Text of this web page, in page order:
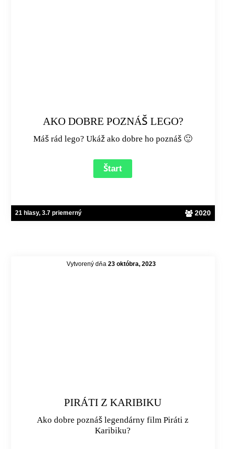
21 hlasy, 3.7 priemerný 2020
AKO DOBRE POZNÁŠ LEGO?
Máš rád lego? Ukáž ako dobre ho poznáš 🙂
Vytvorený dňa 23 októbra, 2023
PIRÁTI Z KARIBIKU
Ako dobre poznáš legendárny film Piráti z
Karibiku?